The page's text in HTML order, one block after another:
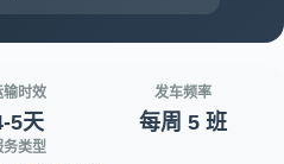
输时效
5天
发车频率
每周 5 班
务类型